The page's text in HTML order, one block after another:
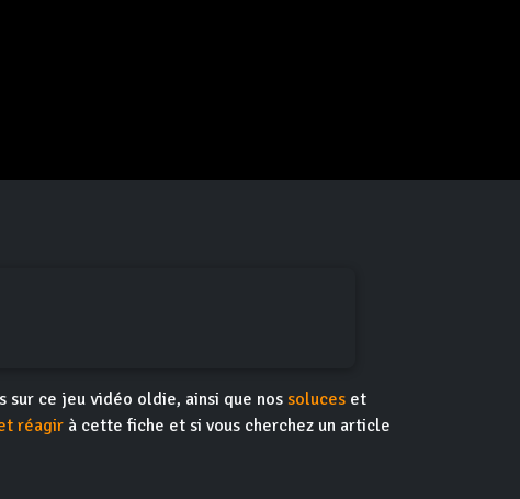
sur ce jeu vidéo oldie, ainsi que nos soluces et
réagir à cette fiche et si vous cherchez un article